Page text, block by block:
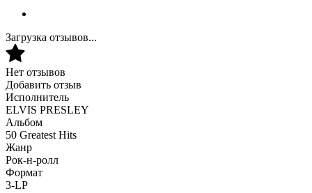
Загрузка отзывов...
Нет отзывов
Добавить отзыв
Исполнитель
ELVIS PRESLEY
Альбом
50 Greatest Hits
Жанр
Рок-н-ролл
Формат
3-LP